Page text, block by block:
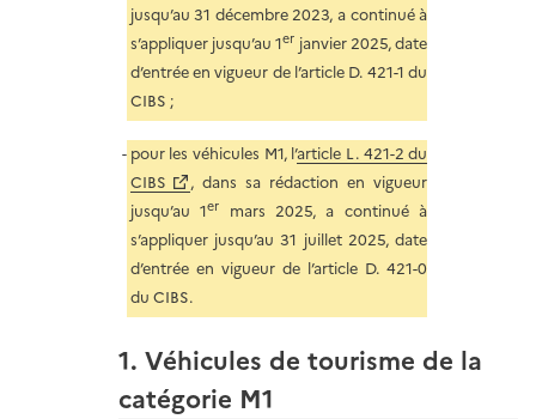
jusqu’au 31 décembre 2023, a continué à
s’appliquer jusqu’au 1er janvier 2025, date
d’entrée en vigueur de l’article D. 421-1 du
CIBS ;
pour les véhicules M1, l’article L. 421-2 du
CIBS
, dans sa rédaction en vigueur
jusqu’au 1er
mars 2025, a continué à
s’appliquer jusqu’au 31 juillet 2025, date
d’entrée en vigueur de l’article D. 421-0
du CIBS.
1. Véhicules de tourisme de la
catégorie M1